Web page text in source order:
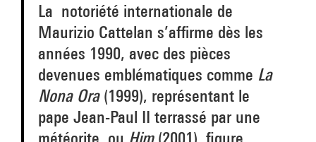
La notoriété internationale de
Maurizio Cattelan s’affirme dès les
années 1990, avec des pièces
devenues emblématiques comme La
Nona Ora(1999), représentant le
pape Jean-Paul II terrassé par une
météorite, ou Him(2001), figure